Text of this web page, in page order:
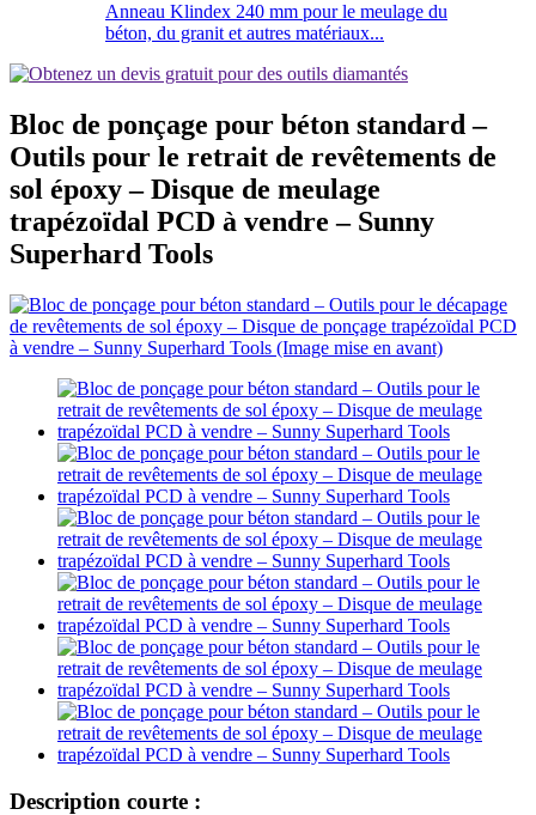
Anneau Klindex 240 mm pour le meulage du
béton, du granit et autres matériaux...
Bloc de ponçage pour béton standard –
Outils pour le retrait de revêtements de
sol époxy – Disque de meulage
trapézoïdal PCD à vendre – Sunny
Superhard Tools
Description courte :